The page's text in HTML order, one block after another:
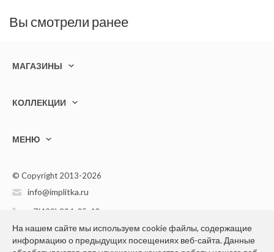
Вы смотрели ранее
МАГАЗИНЫ
КОЛЛЕКЦИИ
МЕНЮ
© Copyright 2013-2026
info@implitka.ru
+7(499) 394-05-40
На нашем сайте мы используем cookie файлы, содержащие
информацию о предыдущих посещениях веб-сайта. Данные